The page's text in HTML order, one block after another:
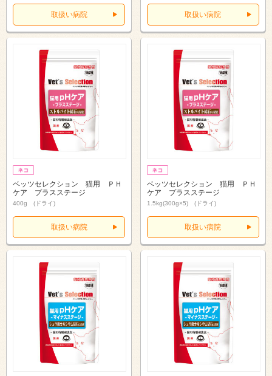
取扱い病院 取扱い病院
ベッツセレクション 猫用 ＰＨ
ケア プラスステージ
400g (ドライ)
取扱い病院
ベッツセレクション 猫用 ＰＨ
ケア プラスステージ
1.5kg(300g×5) (ドライ)
取扱い病院